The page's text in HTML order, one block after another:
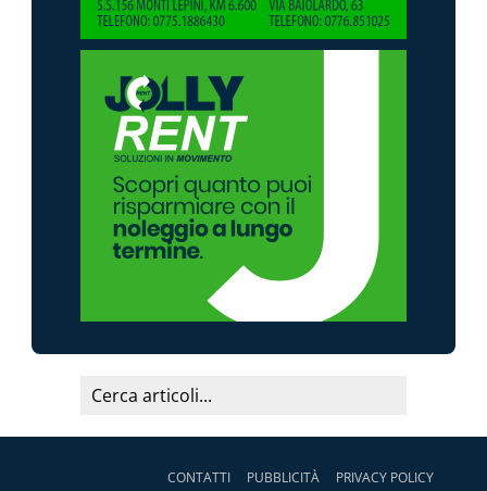
CONTATTI PUBBLICITÀ PRIVACY POLICY